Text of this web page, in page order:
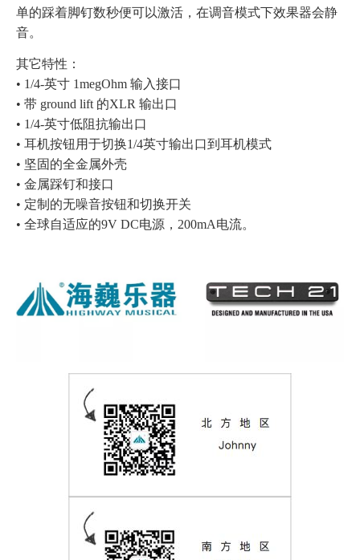
单的踩着脚钉数秒便可以激活，在调音模式下效果器会静
音。
其它特性：
• 1/4-英寸 1megOhm 输入接口
• 带 ground lift 的XLR 输出口
• 1/4-英寸低阻抗输出口
• 耳机按钮用于切换1/4英寸输出口到耳机模式
• 坚固的全金属外壳
• 金属踩钉和接口
• 定制的无噪音按钮和切换开关
• 全球自适应的9V DC电源， 200mA电流。